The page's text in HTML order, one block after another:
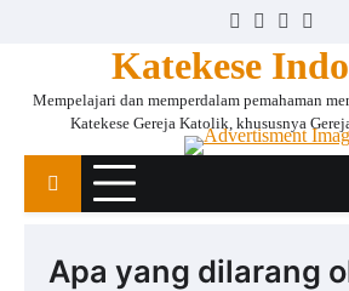
Facebook
Instagram
Twitter
Katekese
Mempelajari dan memperdalam pemahaman
Katekese Gereja Katolik, khususnya
Apa yang dilarang